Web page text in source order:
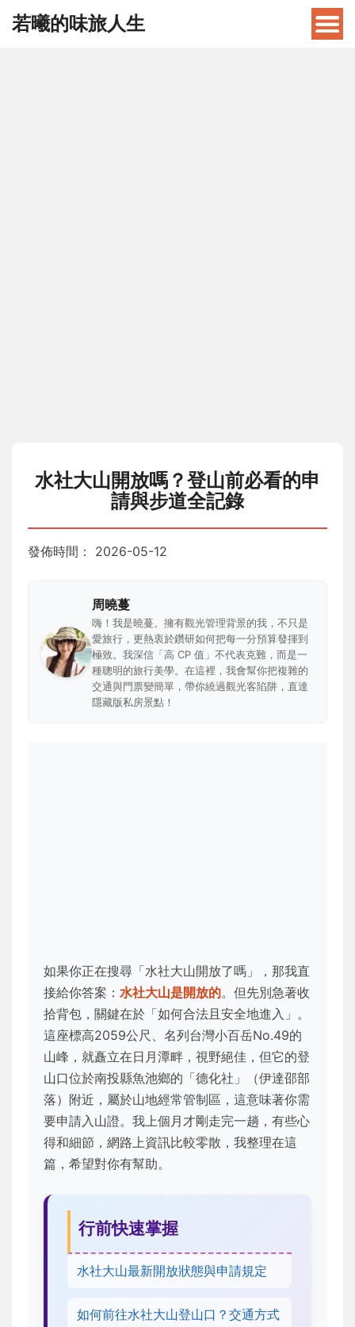
若曦的味旅人生
水社大山開放嗎？登山前必看的申
請與步道全記錄
發佈時間： 2026-05-12
周曉蔓
嗨！我是曉蔓。擁有觀光管理背景的我，不只是
愛旅行，更熱衷於鑽研如何把每一分預算發揮到
極致。我深信「高 CP 值」不代表克難，而是一
種聰明的旅行美學。在這裡，我會幫你把複雜的
交通與門票變簡單，帶你繞過觀光客陷阱，直達
隱藏版私房景點！
如果你正在搜尋「水社大山開放了嗎」，那我直
接給你答案： 水社大山是開放的。但先別急著收
拾背包，關鍵在於「如何合法且安全地進入」。
這座標高2059公尺、名列台灣小百岳No.49的
山峰，就矗立在日月潭畔，視野絕佳，但它的登
山口位於南投縣魚池鄉的「德化社」（伊達邵部
落）附近，屬於山地經常管制區，這意味著你需
要申請入山證。我上個月才剛走完一趟，有些心
得和細節，網路上資訊比較零散，我整理在這
篇，希望對你有幫助。
行前快速掌握
水社大山最新開放狀態與申請規定
如何前往水社大山登山口？交通方式